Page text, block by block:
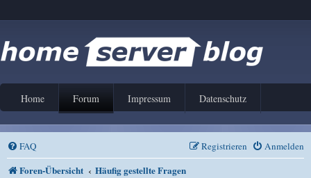
Home Forum Impressum Datenschutz
FAQ Anmelden
Registrieren
Foren-Übersicht Häufig gestellte Fragen